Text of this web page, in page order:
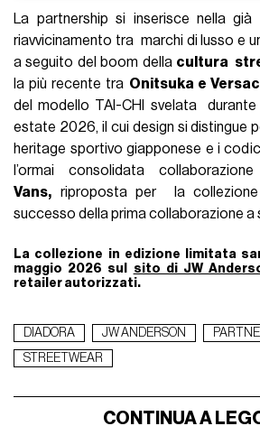
La partnership si inserisce nella già
riavvicinamento tra marchi di lusso e
a seguito del boom della cultura
la più recente tra Onitsuka e
del modello TAI-CHI svelata
estate 2026, il cui design si distingue
heritage sportivo giapponese e i
l’ormai consolidata
Vans, riproposta per la
successo della prima collaborazione
La collezione in edizione limitata
maggio 2026 sul sito di JW
retailer autorizzati.
DIADORA JW ANDERSON
STREETWEAR
CONTINUA A